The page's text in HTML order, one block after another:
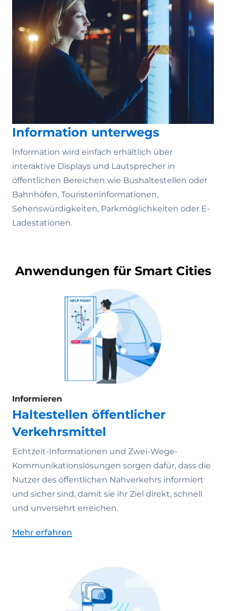
Information unterwegs
Information wird einfach erhältlich über
interaktive Displays und Lautsprecher in
öffentlichen Bereichen wie Bushaltestellen oder
Bahnhöfen, Touristeninformationen,
Sehenswürdigkeiten, Parkmöglichkeiten oder E-
Ladestationen.
Anwendungen für Smart Cities
Informieren
Haltestellen öffentlicher
Verkehrsmittel
Echtzeit-Informationen und Zwei-Wege-
Kommunikationslösungen sorgen dafür, dass die
Nutzer des öffentlichen Nahverkehrs informiert
und sicher sind, damit sie ihr Ziel direkt, schnell
und unversehrt erreichen.
Mehr erfahren